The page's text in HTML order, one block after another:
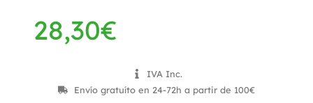
28,30€
IVA Inc.
Envío gratuíto en 24-72h a partir de 100€